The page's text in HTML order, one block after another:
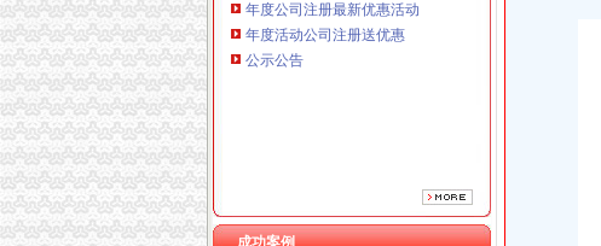
本站导航年度公司注册最新优惠活动
年度活动公司注册送优惠
公示公告
成功案例